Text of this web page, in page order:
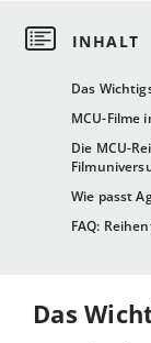
Das
MCU-Filme
Die MCU-
Wie passt
FAQ:
Das